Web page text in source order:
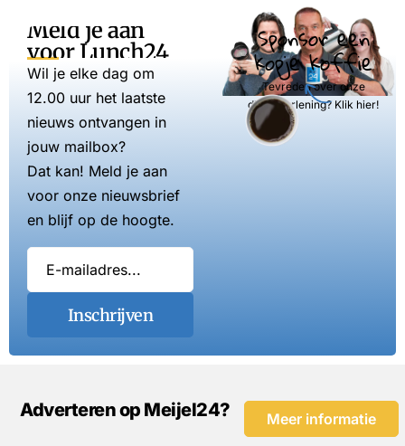
Meld je aan
voor Lunch24
Wil je elke dag om
12.00 uur het laatste
nieuws ontvangen in
jouw mailbox?
Dat kan! Meld je aan
voor onze nieuwsbrief
en blijf op de hoogte.
Inschrijven
Sponsor een
kopje koffie
Tevreden over onze
dienstverlening? Klik hier!
Adverteren op Meijel24? Meer informatie